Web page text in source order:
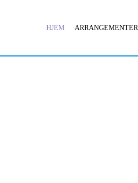
HJEM ARRANGEMENTER